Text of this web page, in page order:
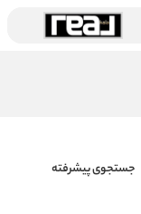
جستجوی پیشرفته